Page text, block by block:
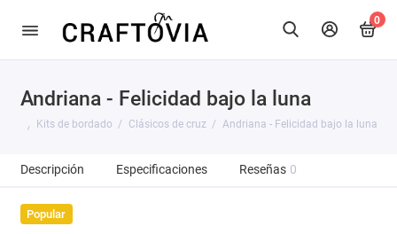
0
Andriana - Felicidad bajo la luna
Kits de bordado Clásicos de cruz Andriana - Felicidad bajo la luna
Descripción Especificaciones Reseñas 0
Popular